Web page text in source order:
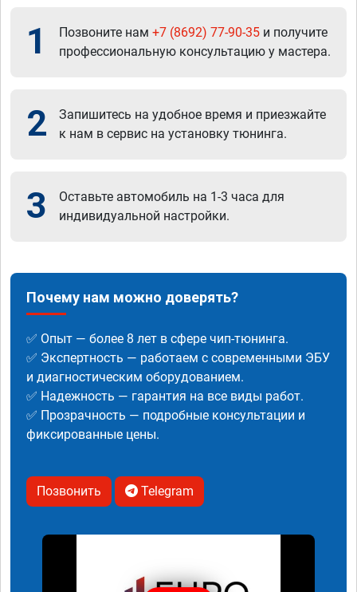
1 Позвоните нам +7 (8692) 77-90-35 и получите
профессиональную консультацию у мастера.
2
Запишитесь на удобное время и приезжайте
к нам в сервис на установку тюнинга.
3
Оставьте автомобиль на 1-3 часа для
индивидуальной настройки.
Почему нам можно доверять?
✅ Опыт — более 8 лет в сфере чип-тюнинга.
✅ Экспертность — работаем с современными ЭБУ
и диагностическим оборудованием.
✅ Надежность — гарантия на все виды работ.
✅ Прозрачность — подробные консультации и
фиксированные цены.
Позвонить Telegram